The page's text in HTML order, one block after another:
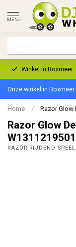
MENU
Winkel in Boxmeer
Onze winkel in
Home / Razor Glow
Razor Glow
RAZOR RIJDEND